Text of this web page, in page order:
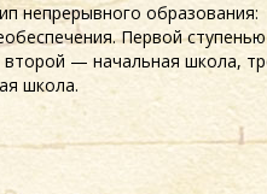
непрерывного образования:
Первой ступенью
— начальная школа,
школа.